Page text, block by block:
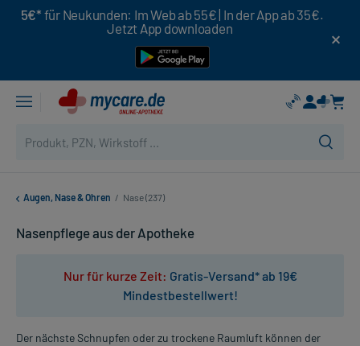
5€* für Neukunden: Im Web ab 55€ | In der App ab 35€.
Jetzt App downloaden
Augen, Nase & Ohren / Nase (237)
Nasenpflege aus der Apotheke
Nur für kurze Zeit: Gratis-Versand* ab 19€
Mindestbestellwert!
Der nächste Schnupfen oder zu trockene Raumluft können der